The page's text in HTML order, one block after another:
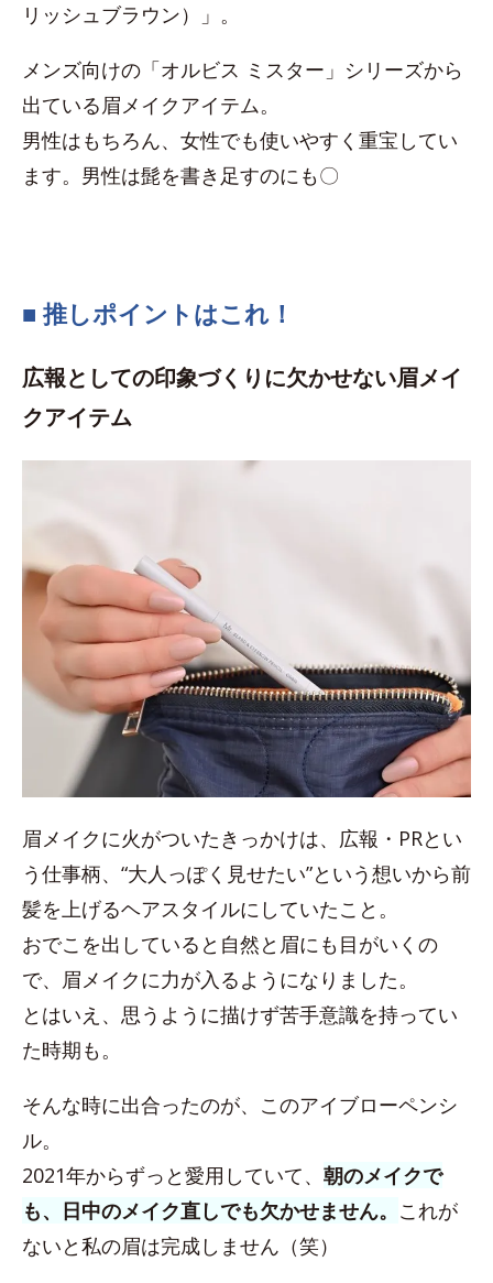
リッシュブラウン）」。
メンズ向けの「オルビス ミスター」シリーズから
出ている眉メイクアイテム。
男性はもちろん、女性でも使いやすく重宝してい
ます。男性は髭を書き足すのにも〇
■ 推しポイントはこれ！
広報としての印象づくりに欠かせない眉メイ
クアイテム
眉メイクに火がついたきっかけは、広報・PRとい
う仕事柄、“大人っぽく見せたい”という想いから前
髪を上げるヘアスタイルにしていたこと。
おでこを出していると自然と眉にも目がいくの
で、眉メイクに力が入るようになりました。
とはいえ、思うように描けず苦手意識を持ってい
た時期も。
そんな時に出合ったのが、このアイブローペンシ
ル。
2021年からずっと愛用していて、 朝のメイクで
も、日中のメイク直しでも欠かせません。 これが
ないと私の眉は完成しません（笑）